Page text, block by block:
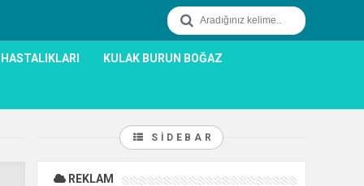
KULAK BURUN BOĞAZ
SIDEBAR
REKLAM